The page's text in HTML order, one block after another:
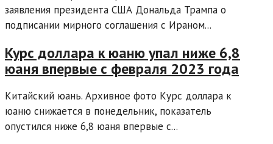
заявления президента США Дональда Трампа о
подписании мирного соглашения с Ираном...
Курс доллара к юаню упал ниже 6,8
юаня впервые с февраля 2023 года
Китайский юань. Архивное фото Курс доллара к
юаню снижается в понедельник, показатель
опустился ниже 6,8 юаня впервые с...